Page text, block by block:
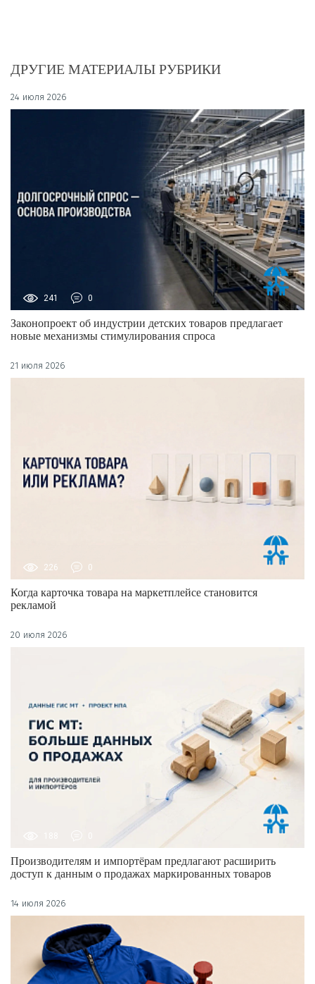
ДРУГИЕ МАТЕРИАЛЫ РУБРИКИ
24 июля 2026
241 0
Законопроект об индустрии детских товаров предлагает
новые механизмы стимулирования спроса
21 июля 2026
226 0
Когда карточка товара на маркетплейсе становится
рекламой
20 июля 2026
Производителям и импортёрам предлагают расширить
доступ к данным о продажах маркированных товаров
14 июля 2026